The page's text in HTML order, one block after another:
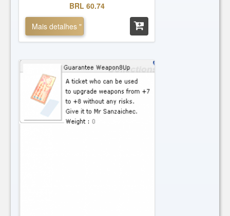
BRL 60.74
Mais detalhes "